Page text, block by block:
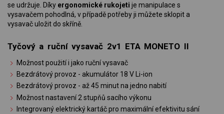
se udržuje. Díky ergonomické rukojeti je manipulace s
vysavačem pohodlná, v případě potřeby ji můžete sklopit a
vysavač uložit do skříně.
Tyčový a ruční vysavač 2v1 ETA MONETO II
Možnost použití i jako ruční vysavač
Bezdrátový provoz - akumulátor 18 V Li-ion
Bezdrátový provoz - až 45 minut na jedno nabití
Možnost nastavení 2 stupňů sacího výkonu
Integrovaný elektrický kartáč pro maximální efektivitu sání